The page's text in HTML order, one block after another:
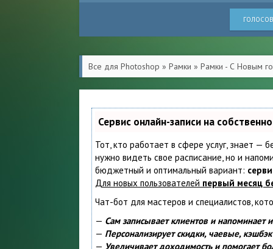
Все для Photoshop » Рамки » Рамки - С Новым
Сервис онлайн-записи на
Тот, кто работает в сфере услуг, знает —
нужно видеть свое расписание, но и
бюджетный и оптимальный вариант:
Для новых пользователей первый месяц
Чат-бот для мастеров и специалистов,
— Сам записывает клиентов и напоминает
— Персонализирует скидки, чаевые,
— Увеличивает доходимость и помогает